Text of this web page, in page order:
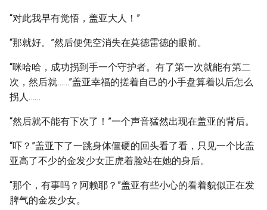
“对此我早有觉悟，盖亚大人！”
“那就好。”然后便凭空消失在莫德雷德的眼前。
“咪哈哈，成功拐到手一个守护者。有了第一次就能有第二
次，然后就……”盖亚幸福的搓着自己的小手盘算着以后怎么
拐人……
“然后就不能有下次了！”一个声音猛然出现在盖亚的背后。
“吓？”盖亚下了一跳身体僵硬的回头看了看，只见一个比盖
亚高了不少的金发少女正虎着脸站在她的身后。
“那个，有事吗？阿赖耶？”盖亚有些小心的看着貌似正在发
脾气的金发少女。